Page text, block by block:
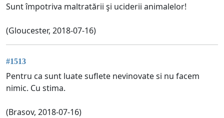
Sunt împotriva maltratării şi uciderii animalelor!
(Gloucester, 2018-07-16)
#1513
Pentru ca sunt luate suflete nevinovate si nu facem
nimic. Cu stima.
(Brasov, 2018-07-16)